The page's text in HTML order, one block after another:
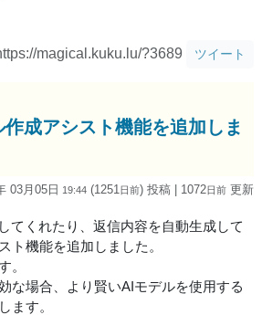
magical.kuku.lu/?3689 ツイート
成アシスト機能を追加しま
03月05日 19:44 (1251 日前) 投稿 | 1072日前 更新
てくれたり、返信内容を自動生成して
ト機能を追加しました。
。
な場合、より賢いAIモデルを使用する
ます。